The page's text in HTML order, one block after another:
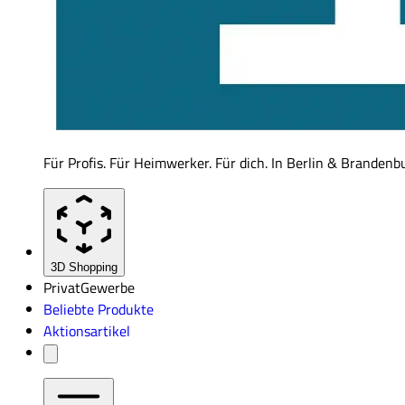
Für Profis. Für Heimwerker. Für dich. In Berlin &
3D Shopping
PrivatGewerbe
Beliebte Produkte
Aktionsartikel